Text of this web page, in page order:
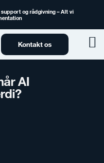
og rådgivning – Alt vi
Kontakt os
AI